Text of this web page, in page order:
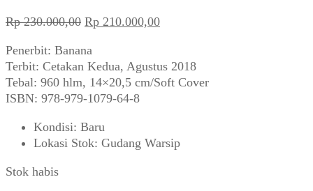
Rp230.000,00 Harga
adalah:
Rp 230.000,00.
Rp 210.000,00Harga
adalah:
Rp 210.000,00.
Penerbit: Banana
Terbit: Cetakan Kedua, Agustus 2018
Tebal: 960 hlm, 14×20,5 cm/Soft Cover
ISBN: 978-979-1079-64-8
Kondisi: Baru
Lokasi Stok: Gudang Warsip
Stok habis